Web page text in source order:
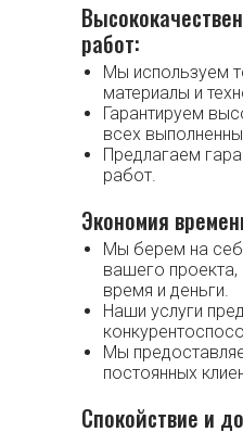
работ:
Мы используем
материалы и
Гарантируем
всех
Предлагаем
работ.
Экономия
Мы берем на
вашего
время и деньги.
Наши услуги
Мы
постоянных
Спокойствие и